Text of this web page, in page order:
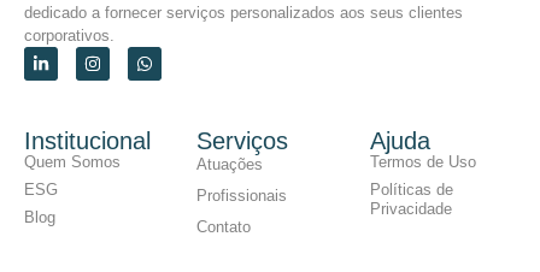
dedicado a fornecer serviços personalizados aos seus clientes
corporativos.
Institucional
Quem Somos
ESG
Blog
Serviços
Atuações
Profissionais
Contato
Ajuda
Termos de Uso
Políticas de
Privacidade